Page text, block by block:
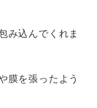
み込んでくれま
膜を張ったよう